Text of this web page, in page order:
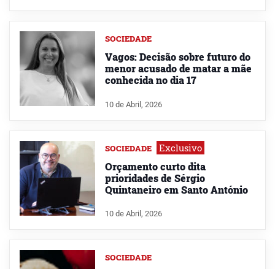
SOCIEDADE
Vagos: Decisão sobre futuro do
menor acusado de matar a mãe
conhecida no dia 17
10 de Abril, 2026
SOCIEDADE Exclusivo
Orçamento curto dita
prioridades de Sérgio
Quintaneiro em Santo António
10 de Abril, 2026
SOCIEDADE